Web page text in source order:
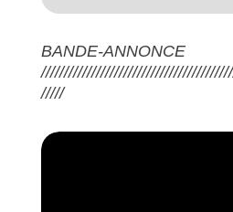
BANDE-ANNONCE
/////